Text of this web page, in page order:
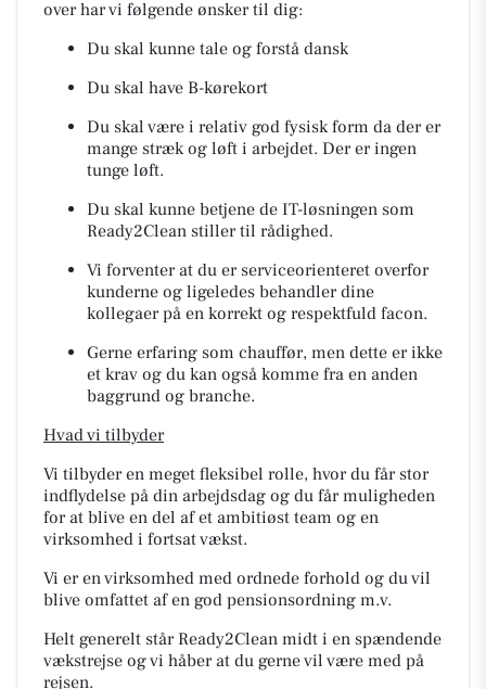
over har vi følgende ønsker til dig:
Du skal kunne tale og forstå dansk
Du skal have B-kørekort
Du skal være i relativ god fysisk form da der er
mange stræk og løft i arbejdet. Der er ingen
tunge løft.
Du skal kunne betjene de IT-løsningen som
Ready2Clean stiller til rådighed.
Vi forventer at du er serviceorienteret overfor
kunderne og ligeledes behandler dine
kollegaer på en korrekt og respektfuld facon.
Gerne erfaring som chauffør, men dette er ikke
et krav og du kan også komme fra en anden
baggrund og branche.
Hvad vi tilbyder
Vi tilbyder en meget fleksibel rolle, hvor du får stor
indflydelse på din arbejdsdag og du får muligheden
for at blive en del af et ambitiøst team og en
virksomhed i fortsat vækst.
Vi er en virksomhed med ordnede forhold og du vil
blive omfattet af en god pensionsordning m.v.
Helt generelt står Ready2Clean midt i en spændende
vækstrejse og vi håber at du gerne vil være med på
rejsen.